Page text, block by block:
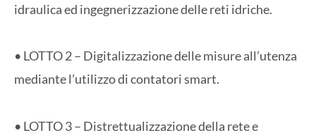
idraulica ed ingegnerizzazione delle reti idriche.
• LOTTO 2 – Digitalizzazione delle misure all’utenza
mediante l’utilizzo di contatori smart.
• LOTTO 3 – Distrettualizzazione della rete e